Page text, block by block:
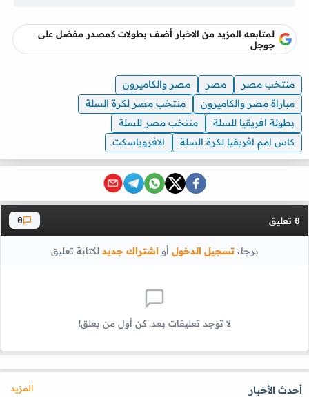
لمتابعه المزيد من الاخبار أضف بطولات كمصدر مفضل على
جوجل
منتخب مصر مصر
مصر والكاميرون
مباراة مصر والكاميرون
منتخب مصر لكرة السلة
بطولة افريقيا للسلة
منتخب مصر للسلة
كاس امم افريقيا لكرة السلة
الافروباسكت
0 تعليق 0
برجاءتسجيل الدخول أواشتراك جديد لكتابة تعليق
لا توجد تعليقات بعد. كن أول من يعلق!
أحدث الأخبار
المزيد